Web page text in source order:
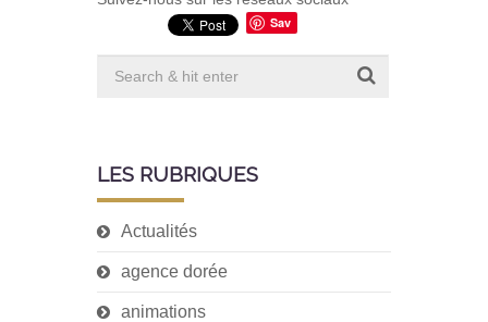
Sav
LES RUBRIQUES
Actualités
agence dorée
animations